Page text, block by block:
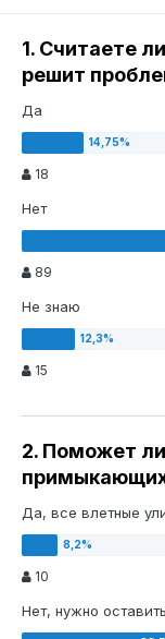
1. Считаете
решит
Да
18
Нет
89
Не знаю
15
2. Поможет
Да, все влетные
10
Нет, нужно